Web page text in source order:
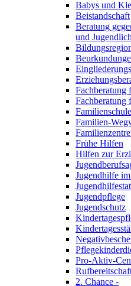
Babys und
Beistandschaft
Beratung
und
Fachberatung
Fachberatung
Familien-
Frühe Hilfen
Hilfen zur
Jugendhilfe
Jugendpflege
Jugendschutz
Pro-Aktiv-
2. Chance -